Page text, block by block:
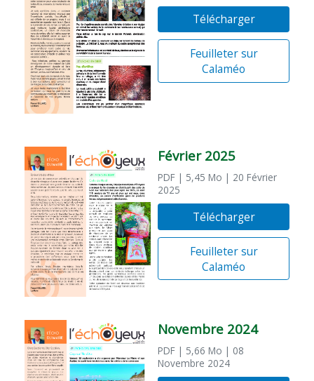
Télécharger
Feuilleter sur
Calaméo
Février 2025
PDF | 5,45 Mo | 20 Février
2025
Télécharger
Feuilleter sur
Calaméo
Novembre 2024
PDF | 5,66 Mo | 08
Novembre 2024